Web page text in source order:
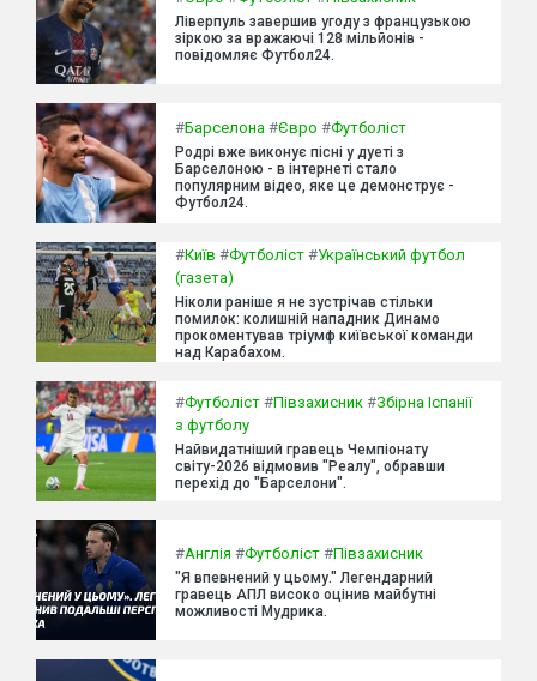
Ліверпуль завершив угоду з французькою
зіркою за вражаючі 128 мільйонів -
повідомляє Футбол24.
#Барселона #Євро #Футболіст
Родрі вже виконує пісні у дуеті з
Барселоною - в інтернеті стало
популярним відео, яке це демонструє -
Футбол24.
#Київ #Футболіст #Український футбол
(газета)
Ніколи раніше я не зустрічав стільки
помилок: колишній нападник Динамо
прокоментував тріумф київської команди
над Карабахом.
#Футболіст #Півзахисник #Збірна Іспанії
з футболу
Найвидатніший гравець Чемпіонату
світу-2026 відмовив "Реалу", обравши
перехід до "Барселони".
#Англія #Футболіст #Півзахисник
"Я впевнений у цьому." Легендарний
гравець АПЛ високо оцінив майбутні
можливості Мудрика.